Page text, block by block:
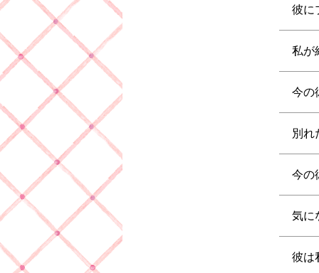
彼に
私が
今の
別れ
今の
気に
彼は